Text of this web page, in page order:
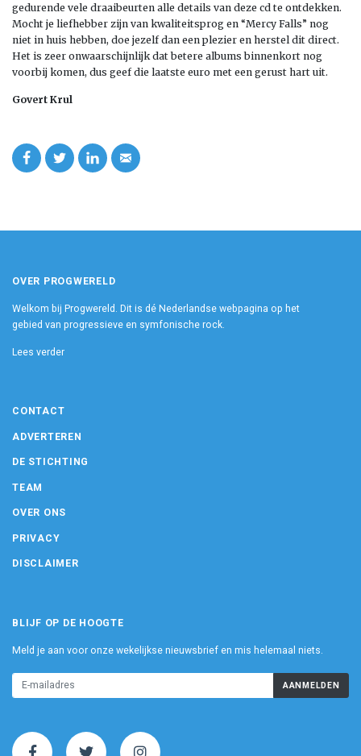
gedurende vele draaibeurten alle details van deze cd te ontdekken.
Mocht je liefhebber zijn van kwaliteitsprog en “Mercy Falls” nog
niet in huis hebben, doe jezelf dan een plezier en herstel dit direct.
Het is zeer onwaarschijnlijk dat betere albums binnenkort nog
voorbij komen, dus geef die laatste euro met een gerust hart uit.
Govert Krul
OVER PROGWERELD
Welkom bij Progwereld. Dit is dé Nederlandse webpagina op het
gebied van progressieve en symfonische rock.
Lees verder
CONTACT
ADVERTEREN
DE STICHTING
TEAM
OVER ONS
PRIVACY
DISCLAIMER
BLIJF OP DE HOOGTE
Meld je aan voor onze wekelijkse nieuwsbrief en mis helemaal niets.
AANMELDEN